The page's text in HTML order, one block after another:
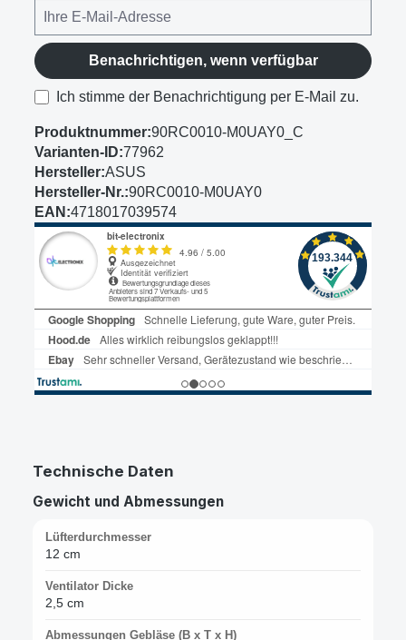
Benachrichtigen, wenn verfügbar
Ich stimme der Benachrichtigung per E-Mail zu.
Produktnummer:90RC0010-M0UAY0_C
Varianten-ID:77962
Hersteller:ASUS
Hersteller-Nr.:90RC0010-M0UAY0
EAN:4718017039574
Technische Daten
Gewicht und Abmessungen
Lüfterdurchmesser
12 cm
Ventilator Dicke
2,5 cm
Abmessungen Gebläse (B x T x H)